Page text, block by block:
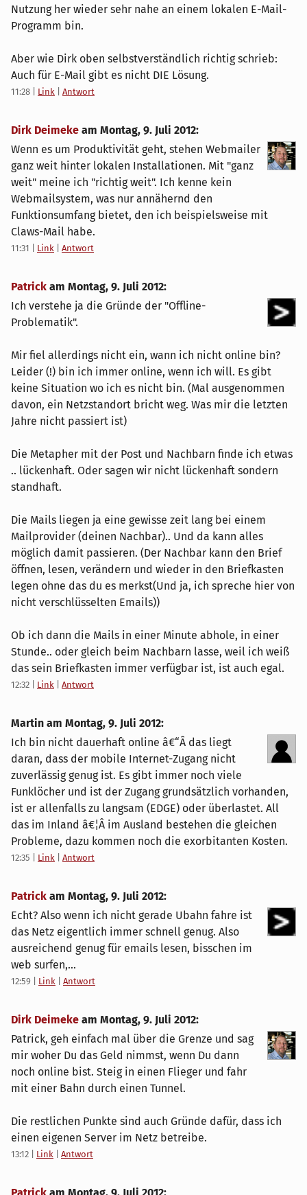
Nutzung her wieder sehr nahe an einem lokalen E-Mail-
Programm bin.
Aber wie Dirk oben selbstverständlich richtig schrieb:
Auch für E-Mail gibt es nicht DIE Lösung.
11:28 Link Antwort
Dirk Deimeke am Montag, 9. Juli 2012:
Wenn es um Produktivität geht, stehen Webmailer
ganz weit hinter lokalen Installationen. Mit "ganz
weit" meine ich "richtig weit". Ich kenne kein
Webmailsystem, was nur annähernd den
Funktionsumfang bietet, den ich beispielsweise mit
Claws-Mail habe.
11:31 Link Antwort
Patrick am Montag, 9. Juli 2012:
Ich verstehe ja die Gründe der "Offline-
Problematik".
Mir fiel allerdings nicht ein, wann ich nicht online bin?
Leider (!) bin ich immer online, wenn ich will. Es gibt
keine Situation wo ich es nicht bin. (Mal ausgenommen
davon, ein Netzstandort bricht weg. Was mir die letzten
Jahre nicht passiert ist)
Die Metapher mit der Post und Nachbarn finde ich etwas
.. lückenhaft. Oder sagen wir nicht lückenhaft sondern
standhaft.
Die Mails liegen ja eine gewisse zeit lang bei einem
Mailprovider (deinen Nachbar).. Und da kann alles
möglich damit passieren. (Der Nachbar kann den Brief
öffnen, lesen, verändern und wieder in den Briefkasten
legen ohne das du es merkst(Und ja, ich spreche hier von
nicht verschlüsselten Emails))
Ob ich dann die Mails in einer Minute abhole, in einer
Stunde.. oder gleich beim Nachbarn lasse, weil ich weiß
das sein Briefkasten immer verfügbar ist, ist auch egal.
12:32 Link Antwort
Martin am Montag, 9. Juli 2012:
Ich bin nicht dauerhaft online â€“Â das liegt
daran, dass der mobile Internet-Zugang nicht
zuverlässig genug ist. Es gibt immer noch viele
Funklöcher und ist der Zugang grundsätzlich vorhanden,
ist er allenfalls zu langsam (EDGE) oder überlastet. All
das im Inland â€¦Â im Ausland bestehen die gleichen
Probleme, dazu kommen noch die exorbitanten Kosten.
12:35 Link Antwort
Patrick am Montag, 9. Juli 2012:
Echt? Also wenn ich nicht gerade Ubahn fahre ist
das Netz eigentlich immer schnell genug. Also
ausreichend genug für emails lesen, bisschen im
web surfen,...
12:59 Link Antwort
Dirk Deimeke am Montag, 9. Juli 2012:
Patrick, geh einfach mal über die Grenze und sag
mir woher Du das Geld nimmst, wenn Du dann
noch online bist. Steig in einen Flieger und fahr
mit einer Bahn durch einen Tunnel.
Die restlichen Punkte sind auch Gründe dafür, dass ich
einen eigenen Server im Netz betreibe.
13:12 Link Antwort